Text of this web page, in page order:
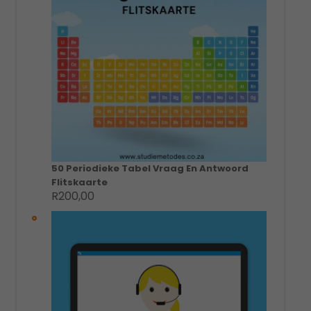
50 Periodieke Tabel Vraag En Antwoord
Flitskaarte
R200,00